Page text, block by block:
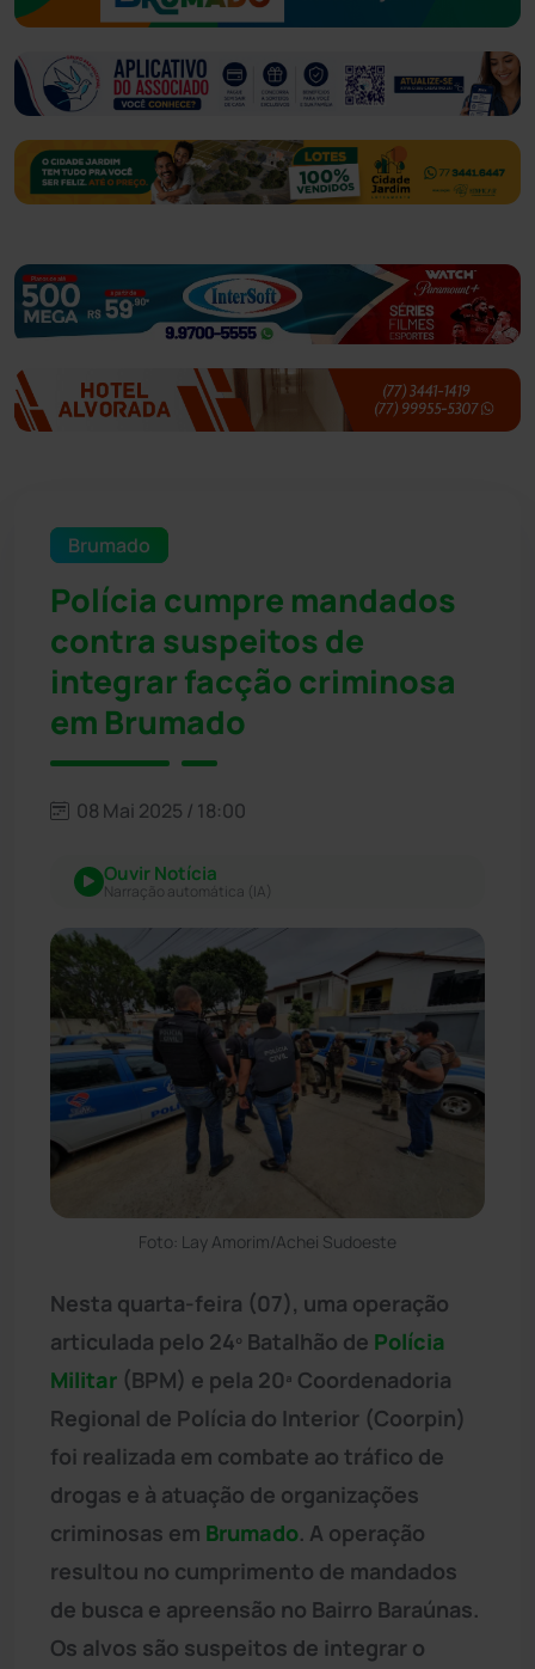
Brumado
Polícia cumpre mandados
contra suspeitos de
integrar facção criminosa
em Brumado
08 Mai 2025 / 18:00
Ouvir Notícia
Narração automática (IA)
Foto: Lay Amorim/Achei Sudoeste
Nesta quarta-feira (07), uma operação
articulada pelo 24º Batalhão de Polícia
Militar (BPM) e pela 20ª Coordenadoria
Regional de Polícia do Interior (Coorpin)
foi realizada em combate ao tráfico de
drogas e à atuação de organizações
criminosas em Brumado. A operação
resultou no cumprimento de mandados
de busca e apreensão no Bairro Baraúnas.
Os alvos são suspeitos de integrar o